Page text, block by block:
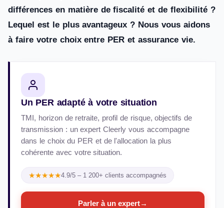
différences en matière de fiscalité et de flexibilité ?
Lequel est le plus avantageux ? Nous vous aidons
à faire votre choix entre PER et assurance vie.
Un PER adapté à votre situation
TMI, horizon de retraite, profil de risque, objectifs de
transmission : un expert Cleerly vous accompagne
dans le choix du PER et de l'allocation la plus
cohérente avec votre situation.
★★★★★4.9/5 – 1 200+ clients accompagnés
Parler à un expert→